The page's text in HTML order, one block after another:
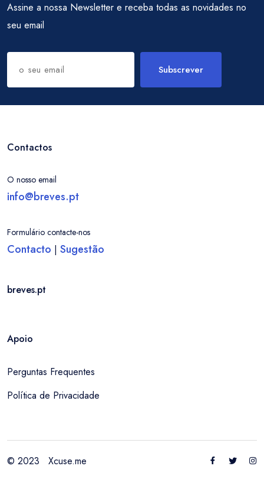
Entrar / Criar Conta Localidade
Assine a nossa Newsletter e receba todas as novidades no
seu email
Subscrever
Contactos
O nosso email
info@breves.pt
Formulário contacte-nos
Contacto | Sugestão
breves.pt
Apoio
Perguntas Frequentes
Política de Privacidade
© 2023 Xcuse.me